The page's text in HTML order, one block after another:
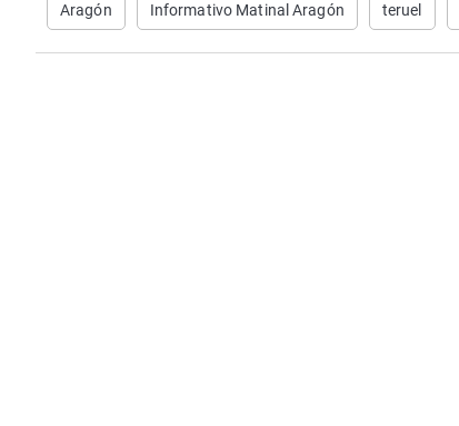
Aragón Informativo Matinal Aragón teruel